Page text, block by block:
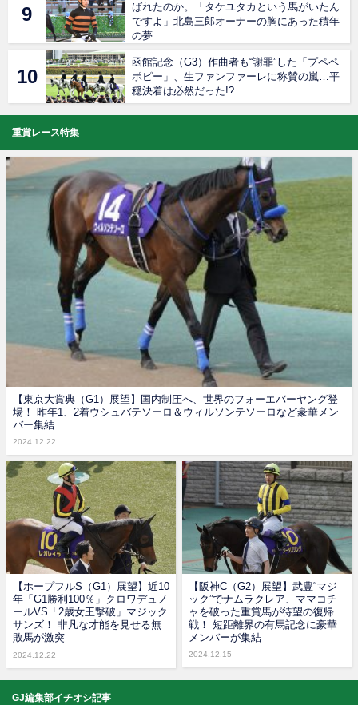
ばれたのか。「タケユタカという馬がいたん
ですよ」北島三郎オーナーの胸にあった積年
の夢
函館記念（G3）作曲者も“謝罪”した「プペペ
ポピー」、生ファンファーレに称賛の嵐…平
穏決着は必然だった!?
重賞レース特集
【東京大賞典（G1）展望】国内制圧へ、世界のフォーエバーヤング登
場！ 昨年1、2着ウシュバテソーロ＆ウィルソンテソーロなど豪華メン
バー集結
2024.12.22
【ホープフルS（G1）展望】近10
年「G1勝利100％」クロワデュノ
ールVS「2歳女王撃破」マジック
サンズ！ 非凡な才能を見せる無
敗馬が激突
2024.12.22
【阪神C（G2）展望】武豊“マジ
ック”でナムラクレア、ママコチ
ャを破った重賞馬が待望の復帰
戦！ 短距離界の有馬記念に豪華
メンバーが集結
2024.12.15
GJ編集部イチオシ記事